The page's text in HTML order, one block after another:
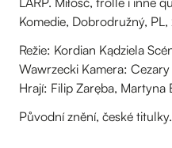
Komedie, Dobrodružný,
Režie: Kordian Kądziela
Wawrzecki Kamera:
Hrají: Filip Zaręba, Martyna
Původní znění, české titulky.